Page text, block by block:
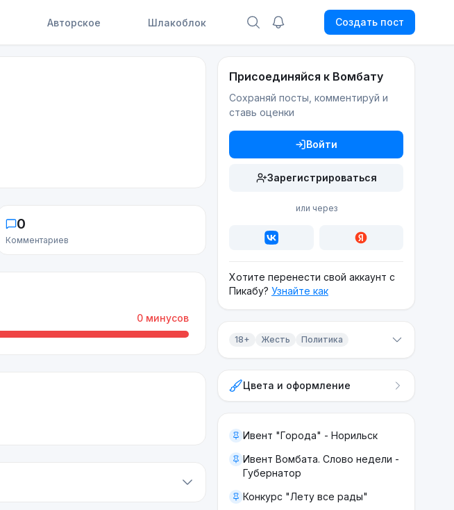
Авторское Шлакоблок Создать пост
0
Комментариев
0 минусов
Присоединяйся к Вомбату
Сохраняй посты, комментируй и
ставь оценки
Войти
Зарегистрироваться
или через
Хотите перенести свой аккаунт с
Пикабу? Узнайте как
18+ Жесть Политика
ЖестьЦвета и оформление
Ивент "Города" - Норильск
Ивент Вомбата. Слово недели -
Губернатор
Конкурс "Лету все рады"